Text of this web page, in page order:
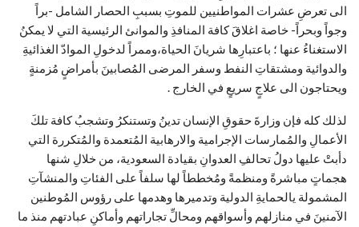
الى تعرضِ عشرات المواطنيين للموتِ بسببِ الحصار الشامل -براً
وجواً وبحراً- خاصة اغلاقَ كافة المنافذِ والموانئ الرئيسية التي لا يمكنُ
الاستغناءُ عنها ؛ باعتبارِها شريانَ الحياة،وممراً لدخولِ الموادّ الغذائيةِ
والدوائية ومشتقاتِ النفط وسفر المرضى المُصابينَ بأمراضٍ مُزمنةٍ
ويحتاجون الى علاجٍ سريعٍ في الخارج .
لذلك كله فإن وزارةَ حقوقِ الإنسان تدينُ وتستنكرُ وتشجبُ كافة تلكَ
الأعمالِ والمُمارسات الإجرامية والارهابية المُتعمدة والمُتكررة التي
دأبتْ عليها دولُ تحالفِ العدوانِ بقيادة السعودية، من خلالِ شنها
هجماتٍ مباشرةً ومنظمةً ومُخططاً لها سلفاً على الفئاتِ والمنشآتِ
المشمولة يالحمايةِ الدولية وتدميرها وهدمها على رؤوس المُوطنين
الآمنينَ في منازلهم وأسواقهم ومحالِّ تجاراتهم وأماكنِ عبادتهم منذ ما